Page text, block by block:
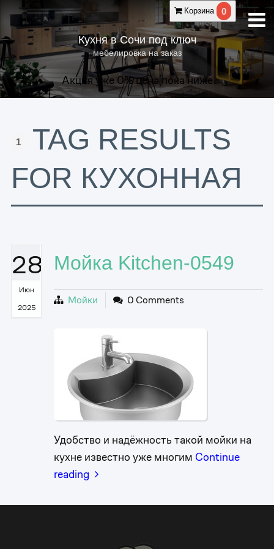
Корзина 0
Кухня в Сочи под ключ
мебелировка на заказ
Акция уже 0% цена пока ниже
1
TAG RESULTS
FOR КУХОННАЯ
28
Июн
2025
Мойка Kitchen-0549
Мойки 0 Comments
Удобство и надёжность такой мойки на
кухне известно уже многим Continue
reading